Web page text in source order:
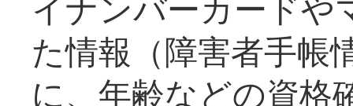
た情報（障害者手帳
に、年齢などの資格